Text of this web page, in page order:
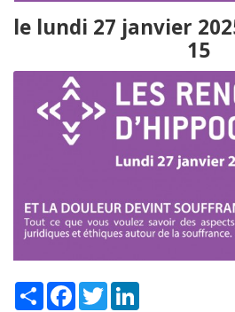
le lundi 27 janvier
15
Share Facebook
Twitter